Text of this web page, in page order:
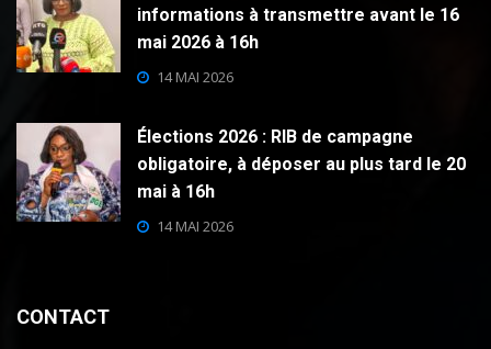
informations à transmettre avant le 16
mai 2026 à 16h
14 MAI 2026
Élections 2026 : RIB de campagne
obligatoire, à déposer au plus tard le 20
mai à 16h
14 MAI 2026
CONTACT